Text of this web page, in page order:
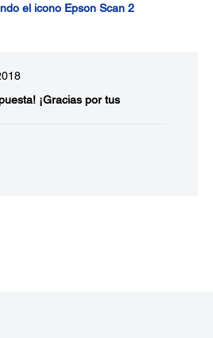
el icono Epson Scan 2
¡Gracias por tus